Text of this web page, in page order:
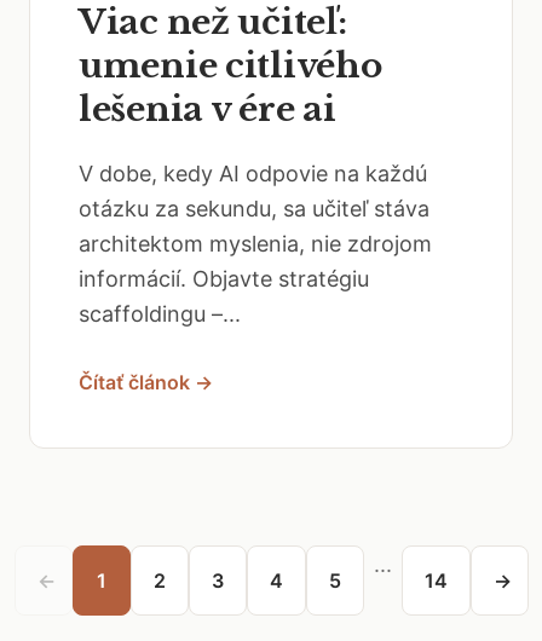
Viac než učiteľ:
umenie citlivého
lešenia v ére ai
V dobe, kedy AI odpovie na každú
otázku za sekundu, sa učiteľ stáva
architektom myslenia, nie zdrojom
informácií. Objavte stratégiu
scaffoldingu –...
Čítať článok →
← 1 2 3 4 5
...
14 →